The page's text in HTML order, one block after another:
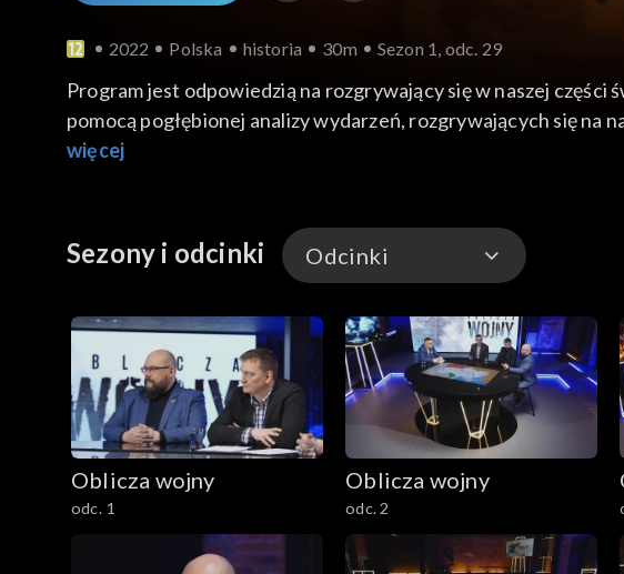
2022 Polska historia 30m Sezon 1, odc. 29
Program jest odpowiedzią na rozgrywający się w naszej
pomocą pogłębionej analizy wydarzeń, rozgrywających się na
szerokim kontekście: geopolitycznym, geostrategicznym,
więcej
Sezony i odcinki Odcinki
Odcinki
Oblicza wojny
odc. 1
Oblicza wojny
odc. 2